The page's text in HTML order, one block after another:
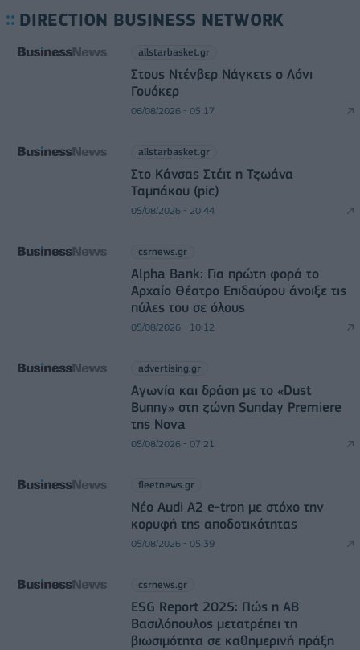
DIRECTION BUSINESS NETWORK
allstarbasket.gr
Στους Ντένβερ Νάγκετς ο Λόνι
Γουόκερ
06/08/2026 - 05:17
allstarbasket.gr
Στο Κάνσας Στέιτ η Τζωάνα
Ταμπάκου (pic)
05/08/2026 - 20:44
csrnews.gr
Alpha Bank: Για πρώτη φορά το
Αρχαίο Θέατρο Επιδαύρου άνοιξε τις
πύλες του σε όλους
05/08/2026 - 10:12
advertising.gr
Αγωνία και δράση με το «Dust
Bunny» στη ζώνη Sunday Premiere
της Nova
05/08/2026 - 07:21
fleetnews.gr
Νέο Audi A2 e-tron με στόχο την
κορυφή της αποδοτικότητας
05/08/2026 - 05:39
csrnews.gr
ESG Report 2025: Πώς η ΑΒ
Βασιλόπουλος μετατρέπει τη
βιωσιμότητα σε καθημερινή πράξη